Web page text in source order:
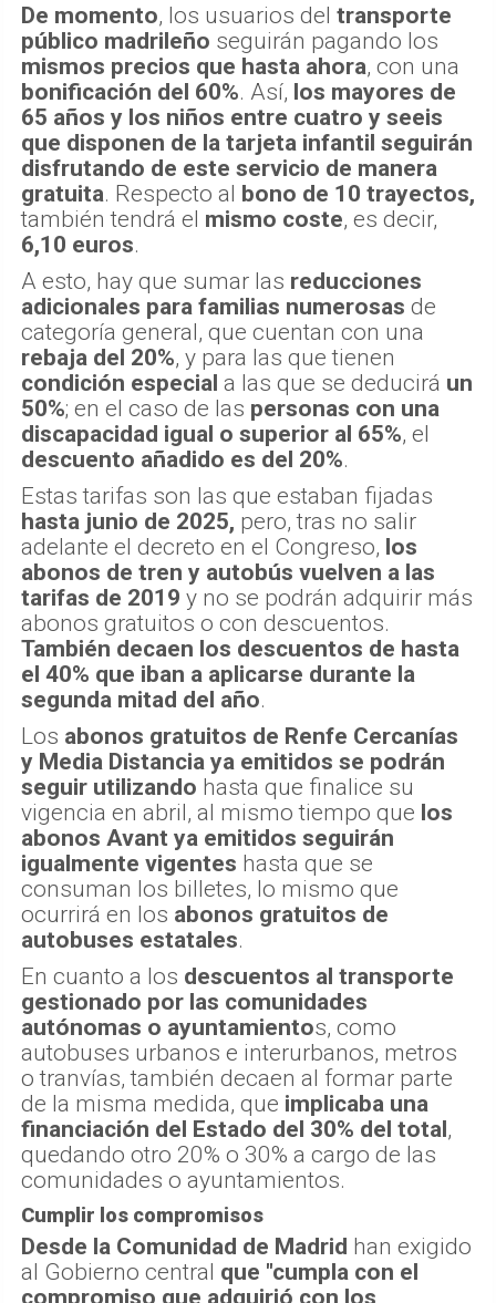
De momento, los usuarios del transporte
público madrileño seguirán pagando los
mismos precios que hasta ahora, con una
bonificación del 60%. Así, los mayores de
65 años y los niños entre cuatro y seeis
que disponen de la tarjeta infantil seguirán
disfrutando de este servicio de manera
gratuita. Respecto al bono de 10 trayectos,
también tendrá el mismo coste, es decir,
6,10 euros.
A esto, hay que sumar las reducciones
adicionales para familias numerosas de
categoría general, que cuentan con una
rebaja del 20%, y para las que tienen
condición especial a las que se deducirá un
50%; en el caso de las personas con una
discapacidad igual o superior al 65%, el
descuento añadido es del 20%.
Estas tarifas son las que estaban fijadas
hasta junio de 2025, pero, tras no salir
adelante el decreto en el Congreso, los
abonos de tren y autobús vuelven a las
tarifas de 2019 y no se podrán adquirir más
abonos gratuitos o con descuentos.
También decaen los descuentos de hasta
el 40% que iban a aplicarse durante la
segunda mitad del año.
Los abonos gratuitos de Renfe Cercanías
y Media Distancia ya emitidos se podrán
seguir utilizando hasta que finalice su
vigencia en abril, al mismo tiempo que los
abonos Avant ya emitidos seguirán
igualmente vigentes hasta que se
consuman los billetes, lo mismo que
ocurrirá en los abonos gratuitos de
autobuses estatales.
En cuanto a los descuentos al transporte
gestionado por las comunidades
autónomas o ayuntamientos, como
autobuses urbanos e interurbanos, metros
o tranvías, también decaen al formar parte
de la misma medida, que implicaba una
financiación del Estado del 30% del total,
quedando otro 20% o 30% a cargo de las
comunidades o ayuntamientos.
Cumplir los compromisos
Desde la Comunidad de Madrid han exigido
al Gobierno central que "cumpla con el
compromiso que adquirió con los